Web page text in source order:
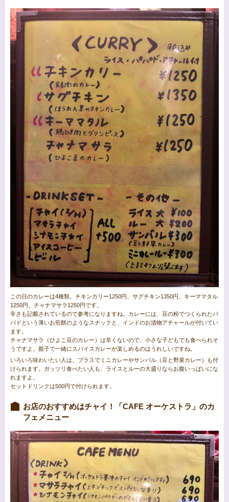
この日のカレーは4種類。チキンカリー1250円、サグチキン1350円、キーママタル
1250円、チャナマサラ1250円です。
辛さも記載されているので参考になりますね。カレーには、豆の粉でつくられたパ
パドという薄いお煎餅のようなスナックと、インドのお漬物アチャールが付いてい
ます。
チャナマサラ（ひよこ豆のカレー）は辛くないので、小さな子どもでも食べられそ
うですよ。親子で一緒にスパイスカレーが楽しめるのはうれしいですね。
いろいろ味わいたい人は、プラスでミニカレーやサンバル（豆と野菜カレー）も付
けられます。ガッツリ食べたい人も、ライスとルーの大盛りならお腹いっぱいにな
れますよ。
セットドリンクは500円で付けられます。
お店のおすすめはチャイ！「CAFE オーケストラ」のカ
フェメニュー